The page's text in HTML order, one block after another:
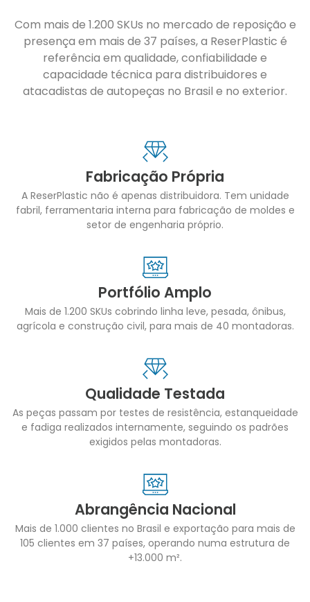
Com mais de 1.200 SKUs no mercado de reposição e
presença em mais de 37 países, a ReserPlastic é
referência em qualidade, confiabilidade e
capacidade técnica para distribuidores e
atacadistas de autopeças no Brasil e no exterior.
Fabricação Própria
A ReserPlastic não é apenas distribuidora. Tem unidade
fabril, ferramentaria interna para fabricação de moldes e
setor de engenharia próprio.
Portfólio Amplo
Mais de 1.200 SKUs cobrindo linha leve, pesada, ônibus,
agrícola e construção civil, para mais de 40 montadoras.
Qualidade Testada
As peças passam por testes de resistência, estanqueidade
e fadiga realizados internamente, seguindo os padrões
exigidos pelas montadoras.
Abrangência Nacional
Mais de 1.000 clientes no Brasil e exportação para mais de
105 clientes em 37 países, operando numa estrutura de
+13.000 m².